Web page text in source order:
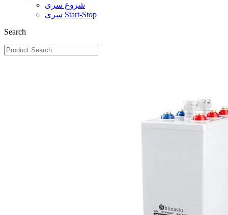
شروع سری
سری Start-Stop
Search